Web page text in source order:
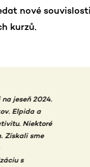
nové
kurzů.
“Ďakujem ti, Elpida, že
za sebou nielen
hlavne praktických
chápem špecifiká
Musím priznať, že
poriadne a aj keď